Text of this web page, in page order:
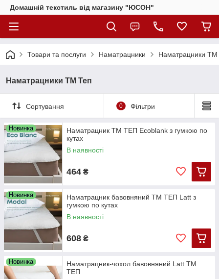
Домашній текстиль від магазину "ЮСОН"
Товари та послуги Наматрацники Наматрацники ТМ
Наматрацники ТМ Теп
Сортування 0 Фільтри
Новинка
Наматрацник ТМ ТЕП Ecoblank з гумкою по
кутах
В наявності
464 ₴
Новинка
Наматрацник бавовняний ТМ ТЕП Latt з
гумкою по кутах
В наявності
608 ₴
Новинка
Наматрацник-чохол бавовняний Latt ТМ
ТЕП